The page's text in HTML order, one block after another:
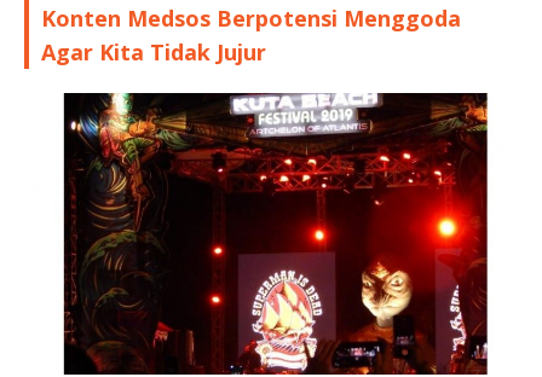
Konten Medsos Berpotensi Menggoda
Agar Kita Tidak Jujur